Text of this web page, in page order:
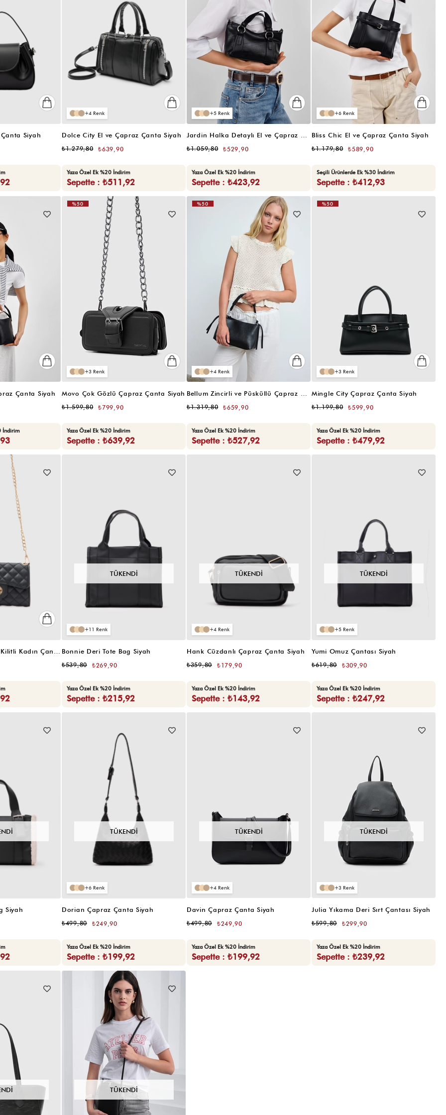
Siyah
4
Dolce City El ve Çapraz Çanta Siyah
₺639,90
₺1.279,80
Yaza Özel Ek %20 İndirim
Sepette : ₺511,92
5
₺529,90
₺1.059,80
Yaza Özel Ek %20 İndirim
Sepette : ₺423,92
6
Bliss Chic El ve Çapraz Çanta Siyah
₺589,90
₺1.179,80
Seçili Ürünlerde Ek %30 İndirim
Sepette : ₺412,93
Çanta Siyah
İndirim
3
Movo Çok Gözlü Çapraz Çanta Siyah
₺799,90
₺1.599,80
Yaza Özel Ek %20 İndirim
Sepette : ₺639,92
%50
4
₺659,90
₺1.319,80
Yaza Özel Ek %20 İndirim
Sepette : ₺527,92
%50
3
Mingle City Çapraz Çanta Siyah
₺599,90
₺1.199,80
Yaza Özel Ek %20 İndirim
Sepette : ₺479,92
%50
TÜKENDI
11
Bonnie Deri Tote Bag Siyah
₺269,90
₺539,80
Yaza Özel Ek %20 İndirim
Sepette : ₺215,92
TÜKENDI
4
Hank Cüzdanlı Çapraz Çanta Siyah
₺179,90
₺359,80
Yaza Özel Ek %20 İndirim
Sepette : ₺143,92
TÜKENDI
5
Yumi Omuz Çantası Siyah
₺309,90
₺619,80
Yaza Özel Ek %20 İndirim
Sepette : ₺247,92
Siyah
TÜKENDI
6
Dorian Çapraz Çanta Siyah
₺249,90
₺499,80
Yaza Özel Ek %20 İndirim
Sepette : ₺199,92
TÜKENDI
4
Davin Çapraz Çanta Siyah
₺249,90
₺499,80
Yaza Özel Ek %20 İndirim
Sepette : ₺199,92
TÜKENDI
3
Julia Yıkama Deri Sırt Çantası Siyah
₺299,90
₺599,80
Yaza Özel Ek %20 İndirim
Sepette : ₺239,92
TÜKENDI